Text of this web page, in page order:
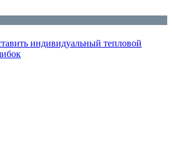
индивидуальный тепловой